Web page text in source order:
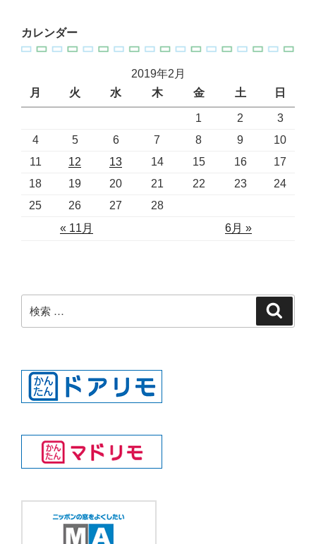
カレンダー
2019年2月
月
火 水 木 金 土 日
« 11月 6月 »
1 2
3
4
5 6 7 8 9
10
11
12 13 14 15 16
17
18
19 20 21 22 23
24
25
26 27 28
索: